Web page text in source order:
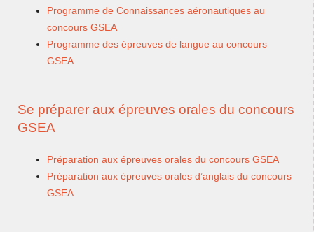
Programme de Connaissances aéronautiques au
concours GSEA
Programme des épreuves de langue au concours
GSEA
Se préparer aux épreuves orales du concours
GSEA
Préparation aux épreuves orales du concours GSEA
Préparation aux épreuves orales d’anglais du concours
GSEA